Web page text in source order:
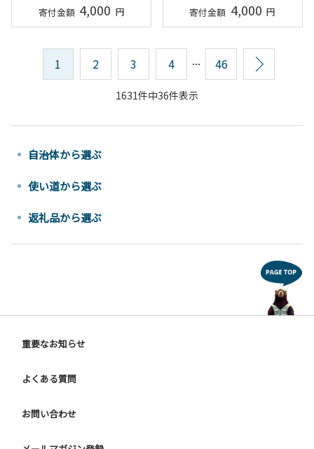
4,000 4,000
1 2 3 4 ... 46
1631件中36件表示
自治体から選ぶ
使い道から選ぶ
返礼品から選ぶ
重要なお知らせ
よくある質問
お問い合わせ